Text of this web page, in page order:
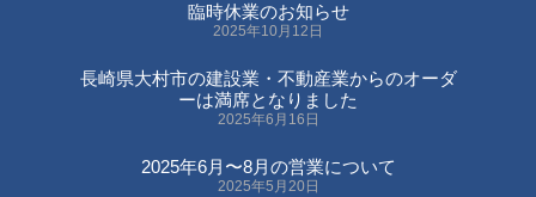
臨時休業のお知らせ
2025年10月12日
長崎県大村市の建設業・不動産業からのオーダ
ーは満席となりました
2025年6月16日
2025年6月〜8月の営業について
2025年5月20日